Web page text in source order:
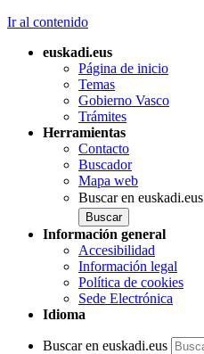
Ir al contenido
euskadi.eus
Página de inicio
Temas
Gobierno Vasco
Trámites
Herramientas
Contacto
Buscador
Mapa web
Buscar en euskadi.eus
Información general
Accesibilidad
Información legal
Política de cookies
Sede Electrónica
Idioma
Buscar en euskadi.eus